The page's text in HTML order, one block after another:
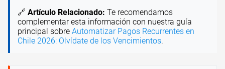
🔗 Artículo Relacionado: Te recomendamos
complementar esta información con nuestra guía
principal sobre Automatizar Pagos Recurrentes en
Chile 2026: Olvídate de los Vencimientos.